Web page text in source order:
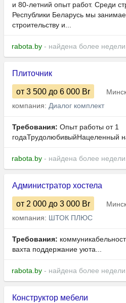
и 80-летний опыт работ. Среди
Республики Беларусь мы
строительству и...
rabota.by - найдена более
Плиточник
от 3 500 до 6 000 Br
компания: Диалог комплект
Требования: Опыт работы от 1
годаТрудолюбивыйНацеленный
rabota.by - найдена более
Администратор хостела
от 2 000 до 3 000 Br
компания: ШТОК ПЛЮС
Требования:
вахта поддержание уюта...
rabota.by - найдена более
Конструктор мебели